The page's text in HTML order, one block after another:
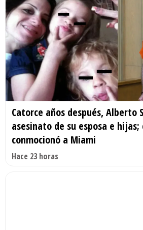
Catorce años después, Alberto
asesinato de su esposa e hijas;
conmocionó a Miami
Hace 23 horas